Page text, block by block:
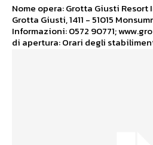
Nome opera: Grotta Giusti
Grotta Giusti, 1411 - 51015
Informazioni: 0572 90771;
di apertura: Orari degli